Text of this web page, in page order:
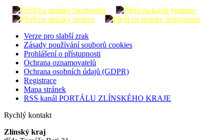
Verze pro slabší zrak
Zásady používání souborů cookies
Prohlášení o přístupnosti
Ochrana oznamovatelů
Ochrana osobních údajů (GDPR)
Registrace
Mapa stránek
RSS kanál PORTÁLU ZLÍNSKÉHO KRAJE
Rychlý kontakt
Zlínský kraj